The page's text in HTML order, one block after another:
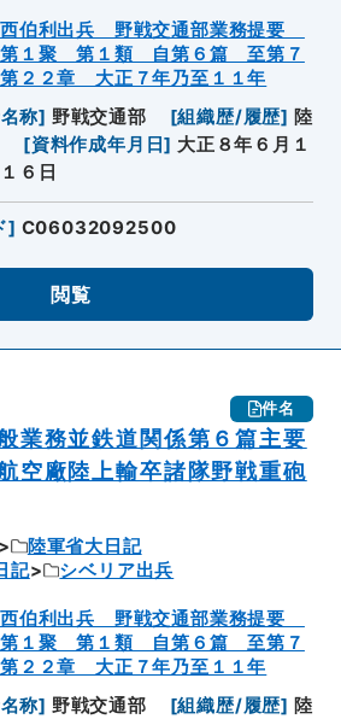
西伯利出兵 野戦交通部業務提要
第１聚 第１類 自第６篇 至第７
２章 大正７年乃至１１年
称] 野戦交通部 [組織歴/履歴] 陸
[資料作成年月日] 大正８年６月１
６日
] C06032092500
閲覧
件名
業務並鉄道関係第６篇主要
空廠陸上輸卒諸隊野戦重砲
陸軍省大日記
記
シベリア出兵
西伯利出兵 野戦交通部業務提要
第１聚 第１類 自第６篇 至第７
２章 大正７年乃至１１年
称] 野戦交通部 [組織歴/履歴] 陸